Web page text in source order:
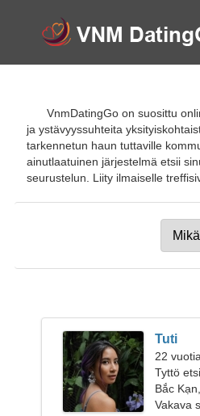
VnmDatingGo on suosittu
ja ystävyyssuhteita
tarkennetun haun tuttaville
ainutlaatuinen järjestelmä etsii
seurustelun. Liity ilmaiselle
Tuti
22
Tyttö
Bắc
Vakava